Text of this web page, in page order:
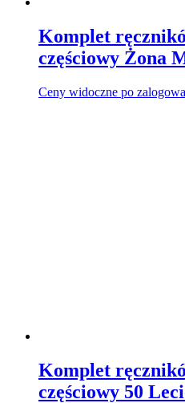
Komplet
częściowy Żona
Ceny widoczne po
Komplet
częściowy 50